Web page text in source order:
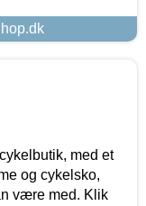
med et
og cykelsko,
være med. Klik